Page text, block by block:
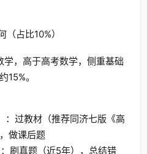
占比10%）
学，高于高考数学，侧重基础
15%。
：过教材（推荐同济七版《高
做课后题
：刷真题（近5年），总结错